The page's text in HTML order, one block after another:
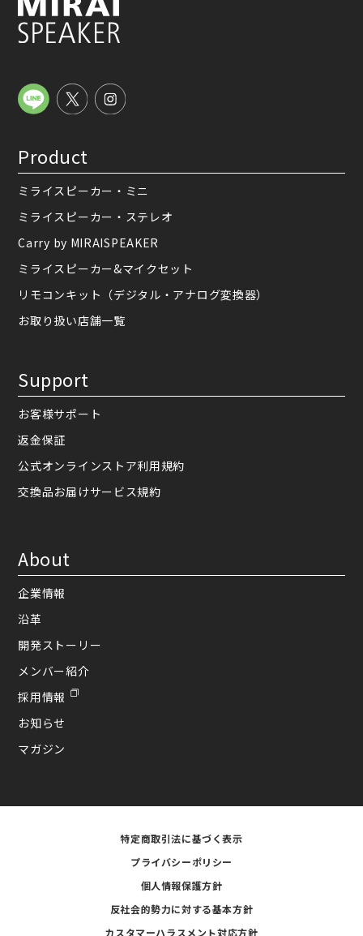
Product
ミライスピーカー・ミニ
ミライスピーカー・ステレオ
Carry by MIRAISPEAKER
ミライスピーカー&マイクセット
リモコンキット（デジタル・アナログ変換器）
お取り扱い店舗一覧
Support
お客様サポート
返金保証
公式オンラインストア利用規約
交換品お届けサービス規約
About
企業情報
沿革
開発ストーリー
メンバー紹介
採用情報
お知らせ
マガジン
特定商取引法に基づく表示
プライバシーポリシー
個人情報保護方針
反社会的勢力に対する基本方針
カスタマーハラスメント対応方針